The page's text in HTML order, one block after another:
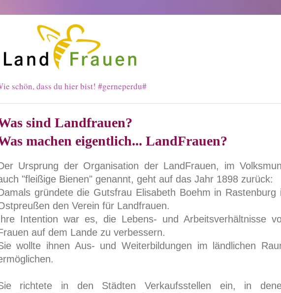
schön, dass du hier bist! #gerneperdu#
sind Landfrauen?
machen eigentlich... LandFrauen?
Ursprung der Organisation der LandFrauen, im
"fleißige Bienen" genannt, geht auf das Jahr 1898 zurück:
gründete die Gutsfrau Elisabeth Boehm in Rastenburg
den Verein für Landfrauen.
Intention war es, die Lebens- und Arbeitsverhältnisse
auf dem Lande zu verbessern.
wollte ihnen Aus- und Weiterbildungen im ländlichen
richtete in den Städten Verkaufsstellen ein, in